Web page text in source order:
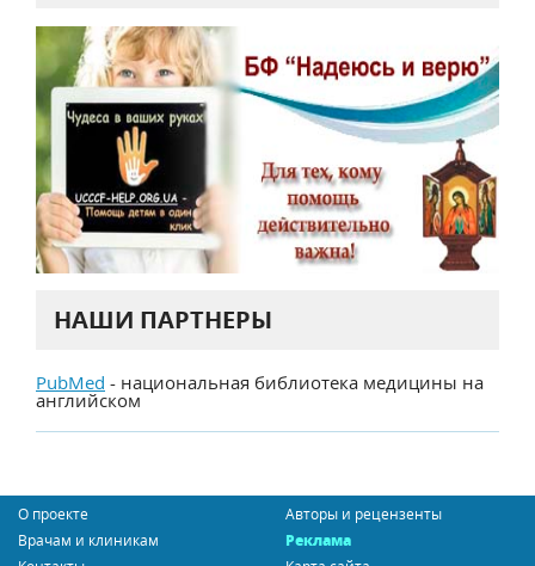
НАШИ ПАРТНЕРЫ
PubMed - национальная библиотека медицины на
английском
О проекте
Авторы и рецензенты
Врачам и клиникам
Реклама